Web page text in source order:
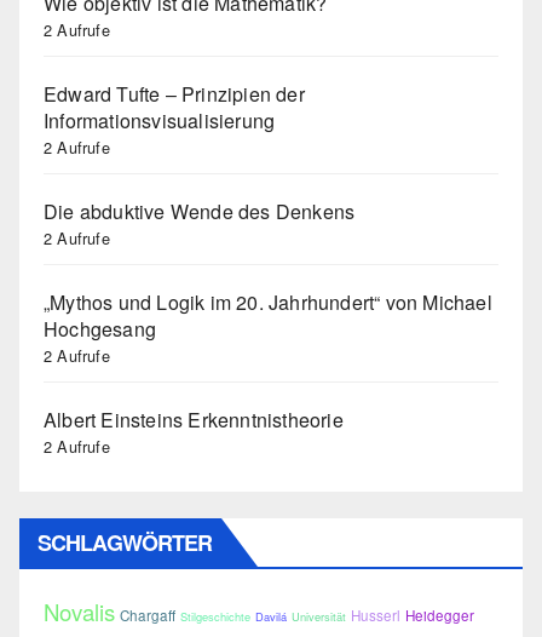
2 Aufrufe
Edward Tufte – Prinzipien der
Informationsvisualisierung
2 Aufrufe
Die abduktive Wende des Denkens
2 Aufrufe
„Mythos und Logik im 20. Jahrhundert“ von Michael
Hochgesang
2 Aufrufe
Albert Einsteins Erkenntnistheorie
2 Aufrufe
SCHLAGWÖRTER
Novalis Chargaff Stilgeschichte Davilá Universität Husserl Heidegger